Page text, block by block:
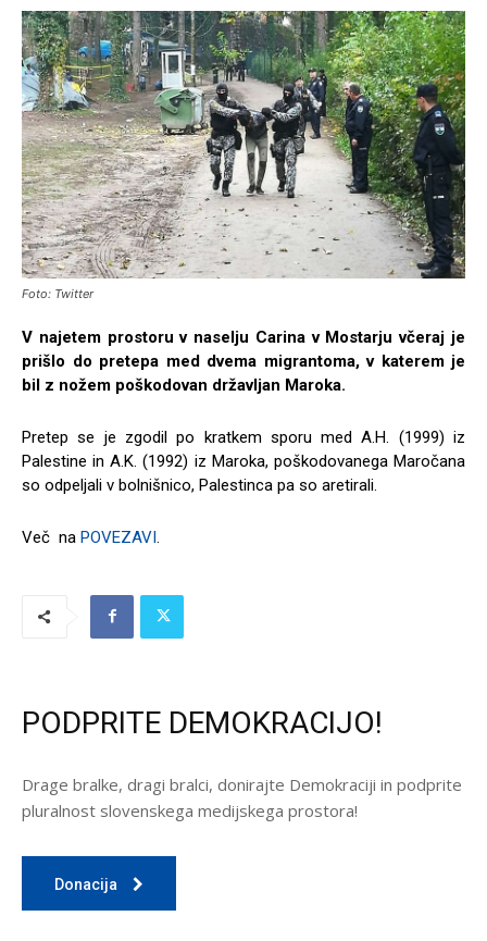
Foto: Twitter
V najetem prostoru v naselju Carina v Mostarju včeraj je
prišlo do pretepa med dvema migrantoma, v katerem je
bil z nožem poškodovan državljan Maroka.
Pretep se je zgodil po kratkem sporu med A.H. (1999) iz
Palestine in A.K. (1992) iz Maroka, poškodovanega Maročana
so odpeljali v bolnišnico, Palestinca pa so aretirali.
Več na POVEZAVI.
PODPRITE DEMOKRACIJO!
Drage bralke, dragi bralci, donirajte Demokraciji in podprite
pluralnost slovenskega medijskega prostora!
Donacija